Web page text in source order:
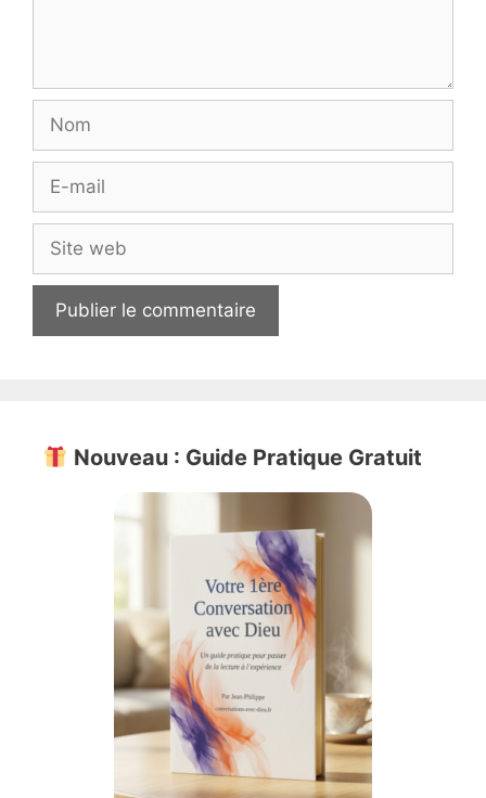
mail
web
Nouveau : Guide Pratique Gratuit